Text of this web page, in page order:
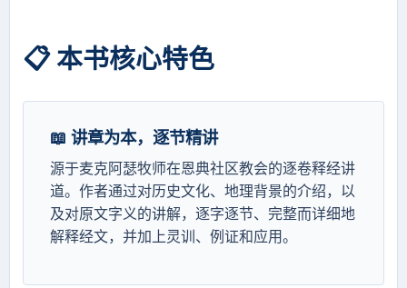
📋 本书核心特色
📖 讲章为本，逐节精讲
源于麦克阿瑟牧师在恩典社区教会的逐卷释经讲
道。作者通过对历史文化、地理背景的介绍，以
及对原文字义的讲解，逐字逐节、完整而详细地
解释经文，并加上灵训、例证和应用。